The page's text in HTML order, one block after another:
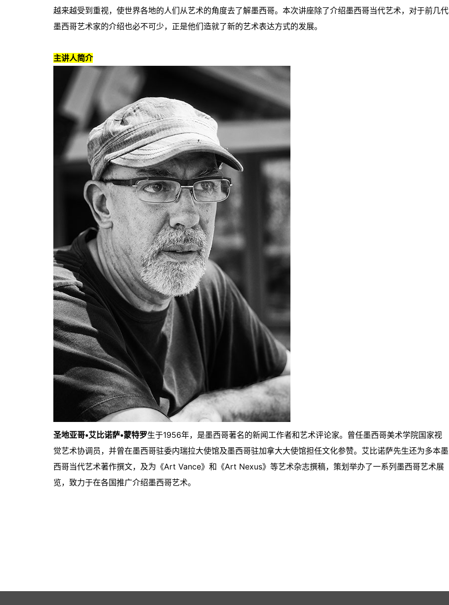
越来越受到重视，使世界各地的人们从艺术的角度去了解墨西哥。本次讲座除了介绍墨西哥当代艺术，对于前几代
墨西哥艺术家的介绍也必不可少，正是他们造就了新的艺术表达方式的发展。
主讲人简介
圣地亚哥•艾比诺萨•蒙特罗生于1956年，是墨西哥著名的新闻工作者和艺术评论家。曾任墨西哥美术学院国家视
觉艺术协调员，并曾在墨西哥驻委内瑞拉大使馆及墨西哥驻加拿大大使馆担任文化参赞。艾比诺萨先生还为多本墨
西哥当代艺术著作撰文，及为《Art Vance》和《Art Nexus》等艺术杂志撰稿，策划举办了一系列墨西哥艺术展
览，致力于在各国推广介绍墨西哥艺术。